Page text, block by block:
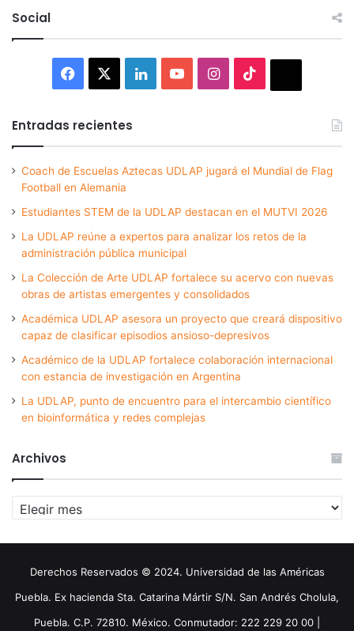
Social
Facebook LinkedInYouTubeInstagram
Entradas recientes
Coach de Escuelas Aztecas UDLAP jugará el Mundial de Flag
Football en Alemania
Estudiantes STEM de la UDLAP destacan en el MUTVI 2026
La UDLAP reúne a expertos para analizar los retos de la
administración pública municipal
La Colección de Arte UDLAP fortalece su acervo con nuevas
obras de artistas emergentes y consolidados
Académica UDLAP asesora un proyecto que creará dispositivo
capaz de clasificar episodios ansioso-depresivos
Académico de la UDLAP fortalece colaboración internacional
con estancia de investigación en Argentina
La UDLAP, punto de encuentro para el intercambio científico
en bioinformática y redes complejas
Archivos
Archivos
Derechos Reservados © 2024. Universidad de las Américas
Puebla. Ex hacienda Sta. Catarina Mártir S/N. San Andrés Cholula,
Puebla. C.P. 72810. México. Conmutador: 222 229 20 00 |